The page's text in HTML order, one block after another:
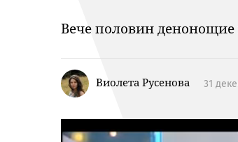
Вече половин
Виолета Русенова 31